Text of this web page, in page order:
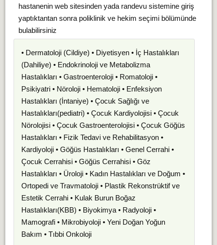
hastanenin web sitesinden yada randevu sistemine giriş
yaptıktantan sonra poliklinik ve hekim seçimi bölümünde
bulabilirsiniz
• Dermatoloji (Cildiye) • Diyetisyen • İç Hastalıkları
(Dahiliye) • Endokrinoloji ve Metabolizma
Hastalıkları • Gastroenteroloji • Romatoloji •
Psikiyatri • Nöroloji • Hematoloji • Enfeksiyon
Hastalıkları (İntaniye) • Çocuk Sağlığı ve
Hastalıkları(pediatri) • Çocuk Kardiyolojisi • Çocuk
Nörolojisi • Çocuk Gastroenterolojisi • Çocuk Göğüs
Hastalıkları • Fizik Tedavi ve Rehabilitasyon •
Kardiyoloji • Göğüs Hastalıkları • Genel Cerrahi •
Çocuk Cerrahisi • Göğüs Cerrahisi • Göz
Hastalıkları • Üroloji • Kadın Hastalıkları ve Doğum •
Ortopedi ve Travmatoloji • Plastik Rekonstrüktif ve
Estetik Cerrahi • Kulak Burun Boğaz
Hastalıkları(KBB) • Biyokimya • Radyoloji •
Mamografi • Mikrobiyoloji • Yeni Doğan Yoğun
Bakım • Tıbbi Onkoloji